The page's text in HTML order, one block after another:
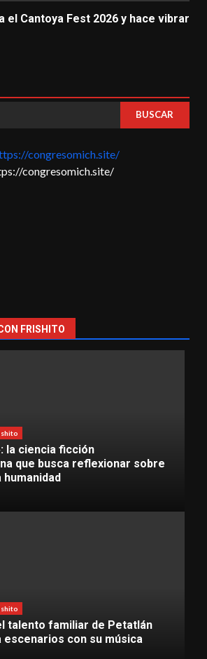
el Cantoya Fest 2026 y hace vibrar
BUSCAR
congresomich.site/
FRISHITO
la ciencia ficción
que busca reflexionar sobre
talento familiar de Petatlán
escenarios con su música